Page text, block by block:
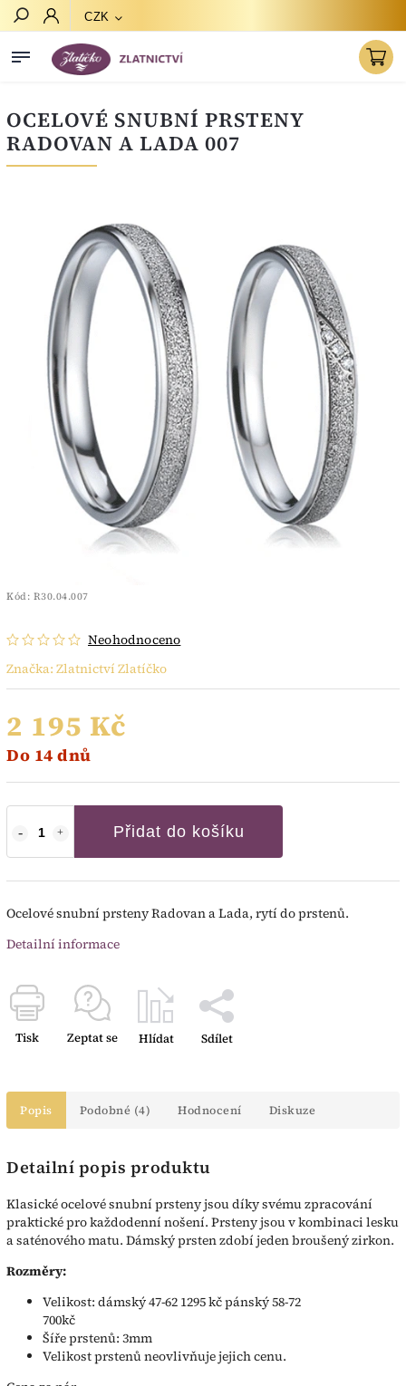
CZK
OCELOVÉ SNUBNÍ PRSTENY
RADOVAN A LADA 007
Kód: R30.04.007
Neohodnoceno
Značka: Zlatnictví Zlatíčko
2 195 Kč
Do 14 dnů
Přidat do košíku
Ocelové snubní prsteny Radovan a Lada, rytí do prstenů.
Detailní informace
Tisk Zeptat se Hlídat Sdílet
Popis Podobné (4) Hodnocení Diskuze
Detailní popis produktu
Klasické ocelové snubní prsteny jsou díky svému zpracování
praktické pro každodenní nošení. Prsteny jsou v kombinaci lesku
a saténového matu. Dámský prsten zdobí jeden broušený zirkon.
Rozměry:
Velikost: dámský 47-62 1295 kč pánský 58-72
700kč
Šíře prstenů: 3mm
Velikost prstenů neovlivňuje jejich cenu.